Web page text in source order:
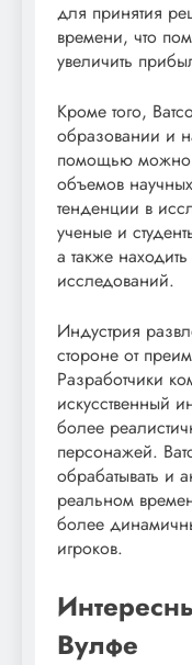
для принятия
времени, что
увеличить
Кроме того,
образовании и
помощью можно
объемов
тенденции в
ученые и
а также
исследований.
Индустрия
стороне от
Разработчики
искусственный
более
персонажей.
обрабатывать и
реальном
более
игроков.
Вулфе